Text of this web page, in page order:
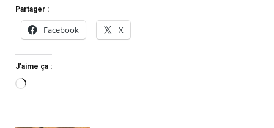
Partager :
Facebook X
J’aime ça :